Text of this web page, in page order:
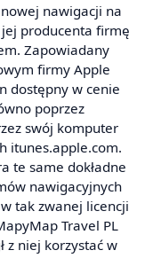
nawigacji na
producenta firmę
Zapowiadany
firmy Apple
dostępny w cenie
poprzez
swój komputer
itunes.apple.com.
te same dokładne
nawigacyjnych
tak zwanej licencji
Travel PL
z niej korzystać w